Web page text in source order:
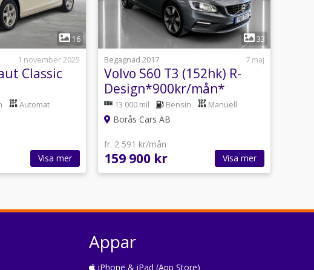
16
1 november 2025
Classic
Automat
Visa mer
1
33
Begagnad 2017
7 maj
Volvo S60 T3 (152hk) R-
Design*900kr/mån*
13 000 mil Bensin Manuell
Borås Cars AB
fr. 2 591 kr/mån
159 900 kr Visa mer
Appar
iPhone & iPad (App Store)